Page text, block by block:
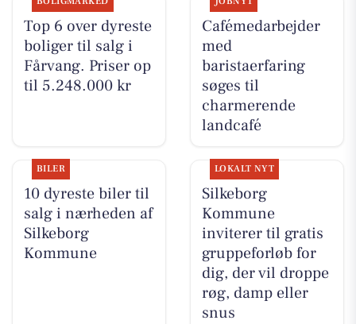
Top 6 over dyreste
boliger til salg i
Fårvang. Priser op
til 5.248.000 kr
Cafémedarbejder
med
baristaerfaring
søges til
charmerende
landcafé
BILER
10 dyreste biler til
salg i nærheden af
Silkeborg
Kommune
LOKALT NYT
Silkeborg
Kommune
inviterer til gratis
gruppeforløb for
dig, der vil droppe
røg, damp eller
snus